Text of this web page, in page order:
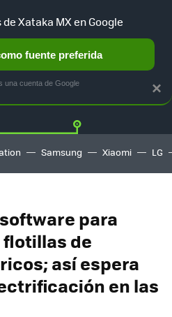
Twitter
Samsung Xiaomi LG
para
de
así espera
en las
×
Xataka MX en Google
fuente preferida
una cuenta de Google